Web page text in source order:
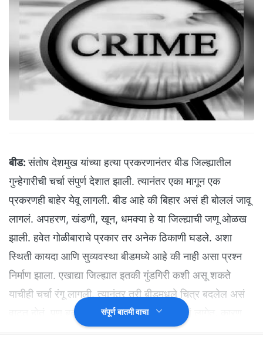
बीड: संतोष देशमुख यांच्या हत्या प्रकरणानंतर बीड जिल्ह्यातील
गुन्हेगारीची चर्चा संपुर्ण देशात झाली. त्यानंतर एका मागून एक
प्रकरणही बाहेर येवू लागली. बीड आहे की बिहार असं ही बोललं जावू
लागलं. अपहरण, खंडणी, खून, धमक्या हे या जिल्ह्याची जणू ओळख
झाली. हवेत गोळीबाराचे प्रकार तर अनेक ठिकाणी घडले. अशा
स्थिती कायदा आणि सुव्यवस्था बीडमध्ये आहे की नाही असा प्रश्न
निर्माण झाला. एखाद्या जिल्ह्यात इतकी गुंडगिरी कशी असू शकते
याचीही चर्चा रंगू लागली. त्यानंतर तरी बीडमधले चित्र बदलेल असं
वाटत होतं. पण बदलेले ते बीड कसलं असचं म्हणालं लागेत. कारण
बीडच्या ममदापूर पाटोदा गावातला एक धक्कादायक प्रकार समोर
संपूर्ण बातमी वाचा